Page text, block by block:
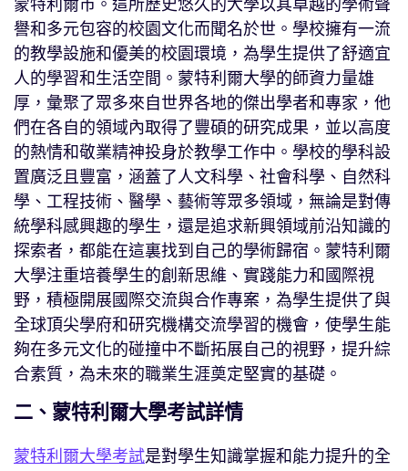
蒙特利爾市。這所歷史悠久的大學以其卓越的學術聲
譽和多元包容的校園文化而聞名於世。學校擁有一流
的教學設施和優美的校園環境，為學生提供了舒適宜
人的學習和生活空間。蒙特利爾大學的師資力量雄
厚，彙聚了眾多來自世界各地的傑出學者和專家，他
們在各自的領域內取得了豐碩的研究成果，並以高度
的熱情和敬業精神投身於教學工作中。學校的學科設
置廣泛且豐富，涵蓋了人文科學、社會科學、自然科
學、工程技術、醫學、藝術等眾多領域，無論是對傳
統學科感興趣的學生，還是追求新興領域前沿知識的
探索者，都能在這裏找到自己的學術歸宿。蒙特利爾
大學注重培養學生的創新思維、實踐能力和國際視
野，積極開展國際交流與合作專案，為學生提供了與
全球頂尖學府和研究機構交流學習的機會，使學生能
夠在多元文化的碰撞中不斷拓展自己的視野，提升綜
合素質，為未來的職業生涯奠定堅實的基礎。
二、蒙特利爾大學考試詳情
蒙特利爾大學考試是對學生知識掌握和能力提升的全